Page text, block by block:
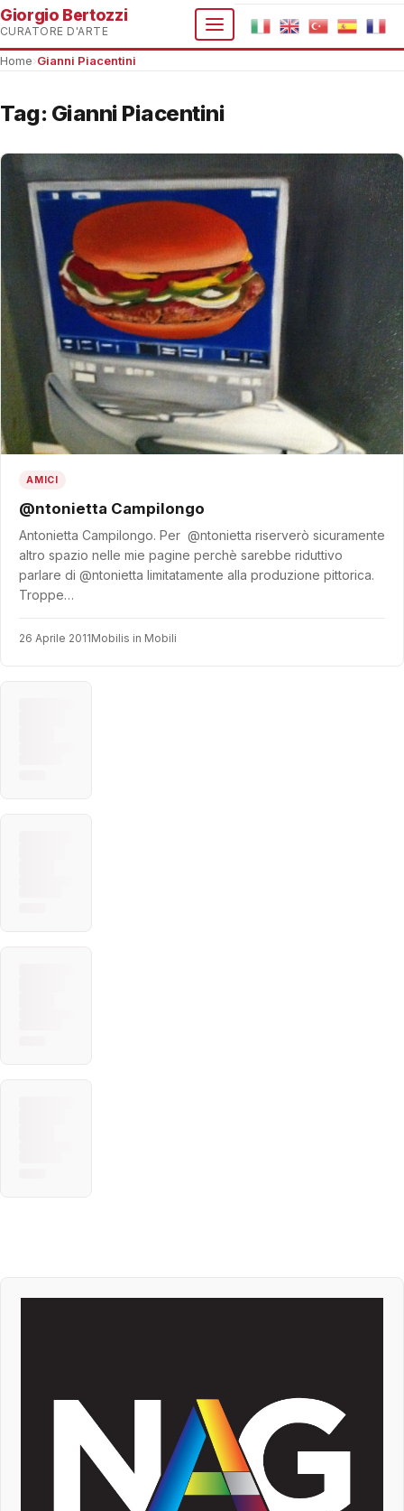
Giorgio Bertozzi
CURATORE D'ARTE
Home Gianni Piacentini
Tag: Gianni Piacentini
AMICI
@ntonietta Campilongo
Antonietta Campilongo. Per @ntonietta riserverò sicuramente
altro spazio nelle mie pagine perchè sarebbe riduttivo
parlare di @ntonietta limitatamente alla produzione pittorica.
Troppe…
26 Aprile 2011Mobilis in Mobili